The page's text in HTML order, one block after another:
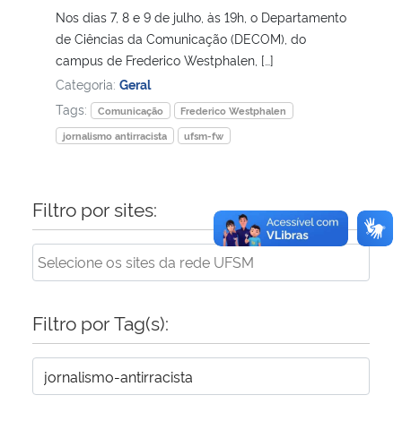
Nos dias 7, 8 e 9 de julho, às 19h, o Departamento
de Ciências da Comunicação (DECOM), do
campus de Frederico Westphalen, […]
Categoria: Geral
Tags:
Comunicação
Frederico Westphalen
jornalismo antirracista
ufsm-fw
Filtro por sites:
Filtro por Tag(s):